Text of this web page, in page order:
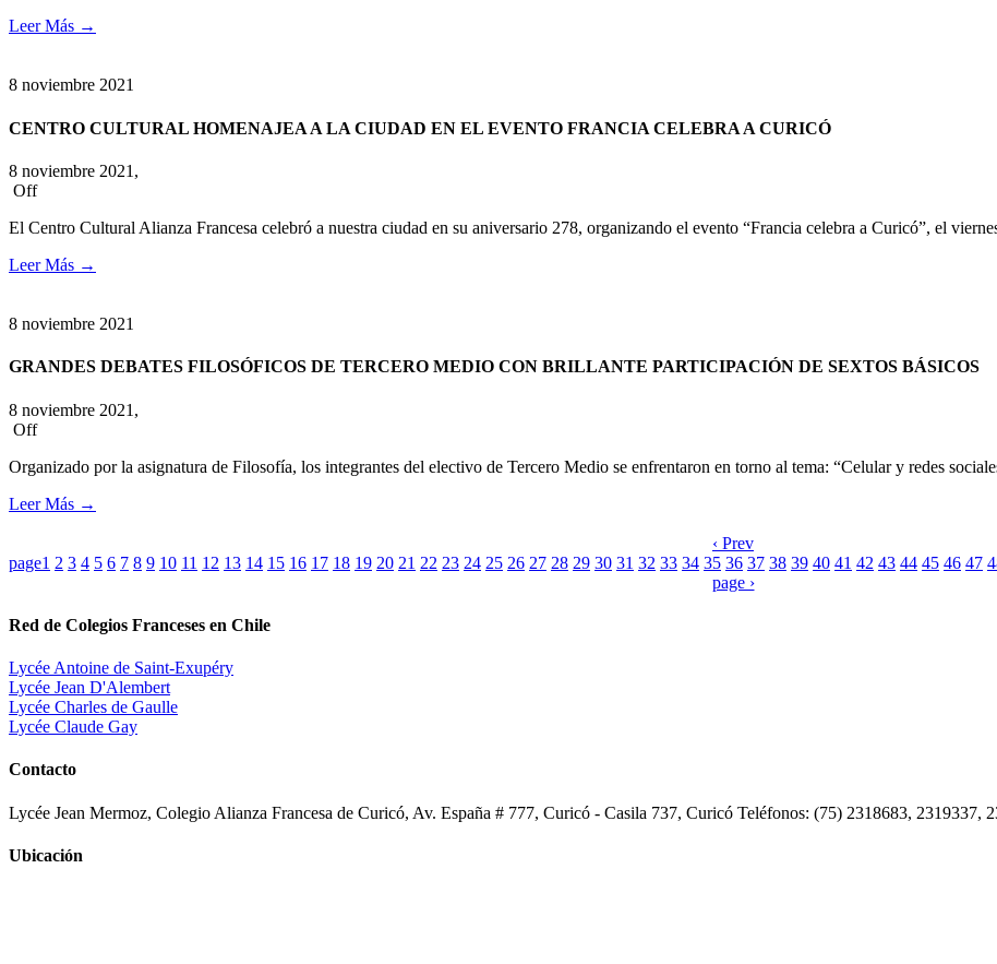
Leer Más →
8 noviembre 2021
CENTRO CULTURAL HOMENAJEA A LA CIUDAD EN EL EVENTO FRANCIA CELEBRA A CURICÓ
8 noviembre 2021,
Off
El Centro Cultural Alianza Francesa celebró a nuestra ciudad en su aniversario 278, organizando el evento “Francia celebra a Curicó”, el
Leer Más →
8 noviembre 2021
GRANDES DEBATES FILOSÓFICOS DE TERCERO MEDIO CON BRILLANTE PARTICIPACIÓN DE SEXTOS BÁSICOS
8 noviembre 2021,
Off
Organizado por la asignatura de Filosofía, los integrantes del electivo de Tercero Medio se enfrentaron en torno al tema: “Celular y redes
Leer Más →
‹ Prev
page1 2 3 4 5 6 7 8 9 10 11 12 13 14 15 16 17 18 19 20 21 22 23 24 25 26 27 28 29 30 31 32 33 34 35 36 37 38 39 40 41 42 43 44 45 46 47
page ›
Red de Colegios Franceses en Chile
Lycée Antoine de Saint-Exupéry
Lycée Jean D'Alembert
Lycée Charles de Gaulle
Lycée Claude Gay
Contacto
Lycée Jean Mermoz, Colegio Alianza Francesa de Curicó, Av. España # 777, Curicó - Casila 737, Curicó Teléfonos: (75) 2318683, 2319337,
Ubicación